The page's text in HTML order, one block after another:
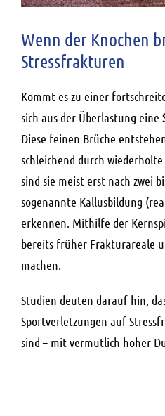
Wenn der Knochen
Stressfrakturen
Kommt es zu einer
sich aus der Überlastung eine
Diese feinen Brüche
schleichend durch
sind sie meist erst nach zwei
sogenannte Kallusbildung
erkennen. Mithilfe der
bereits früher Frakturareale
machen.
Studien deuten darauf hin,
Sportverletzungen auf
sind – mit vermutlich hoher